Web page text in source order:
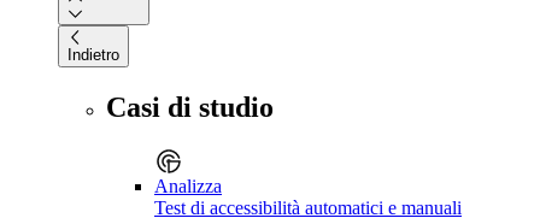
Indietro
Casi di studio
Analizza
Test di accessibilità automatici e manuali